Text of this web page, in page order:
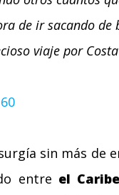
de ir sacando de
viaje por
sin más de
entre el